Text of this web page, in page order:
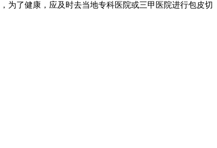
为了健康，应及时去当地专科医院或三甲医院进行包皮切